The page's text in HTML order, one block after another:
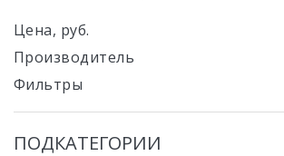
Цена, руб.
Производитель
Фильтры
ПОДКАТЕГОРИИ